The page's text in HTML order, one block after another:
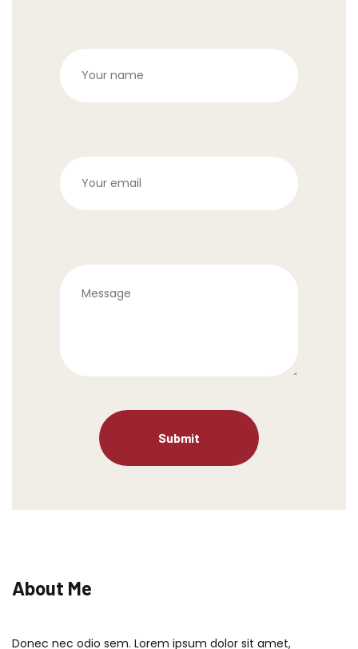
About Me
Donec nec odio sem. Lorem ipsum dolor sit amet,